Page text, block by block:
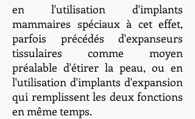
en l'utilisation d'implants
mammaires spéciaux à cet effet,
parfois précédés d'expanseurs
tissulaires comme moyen
préalable d'étirer la peau, ou en
l'utilisation d'implants d'expansion
qui remplissent les deux fonctions
en même temps.